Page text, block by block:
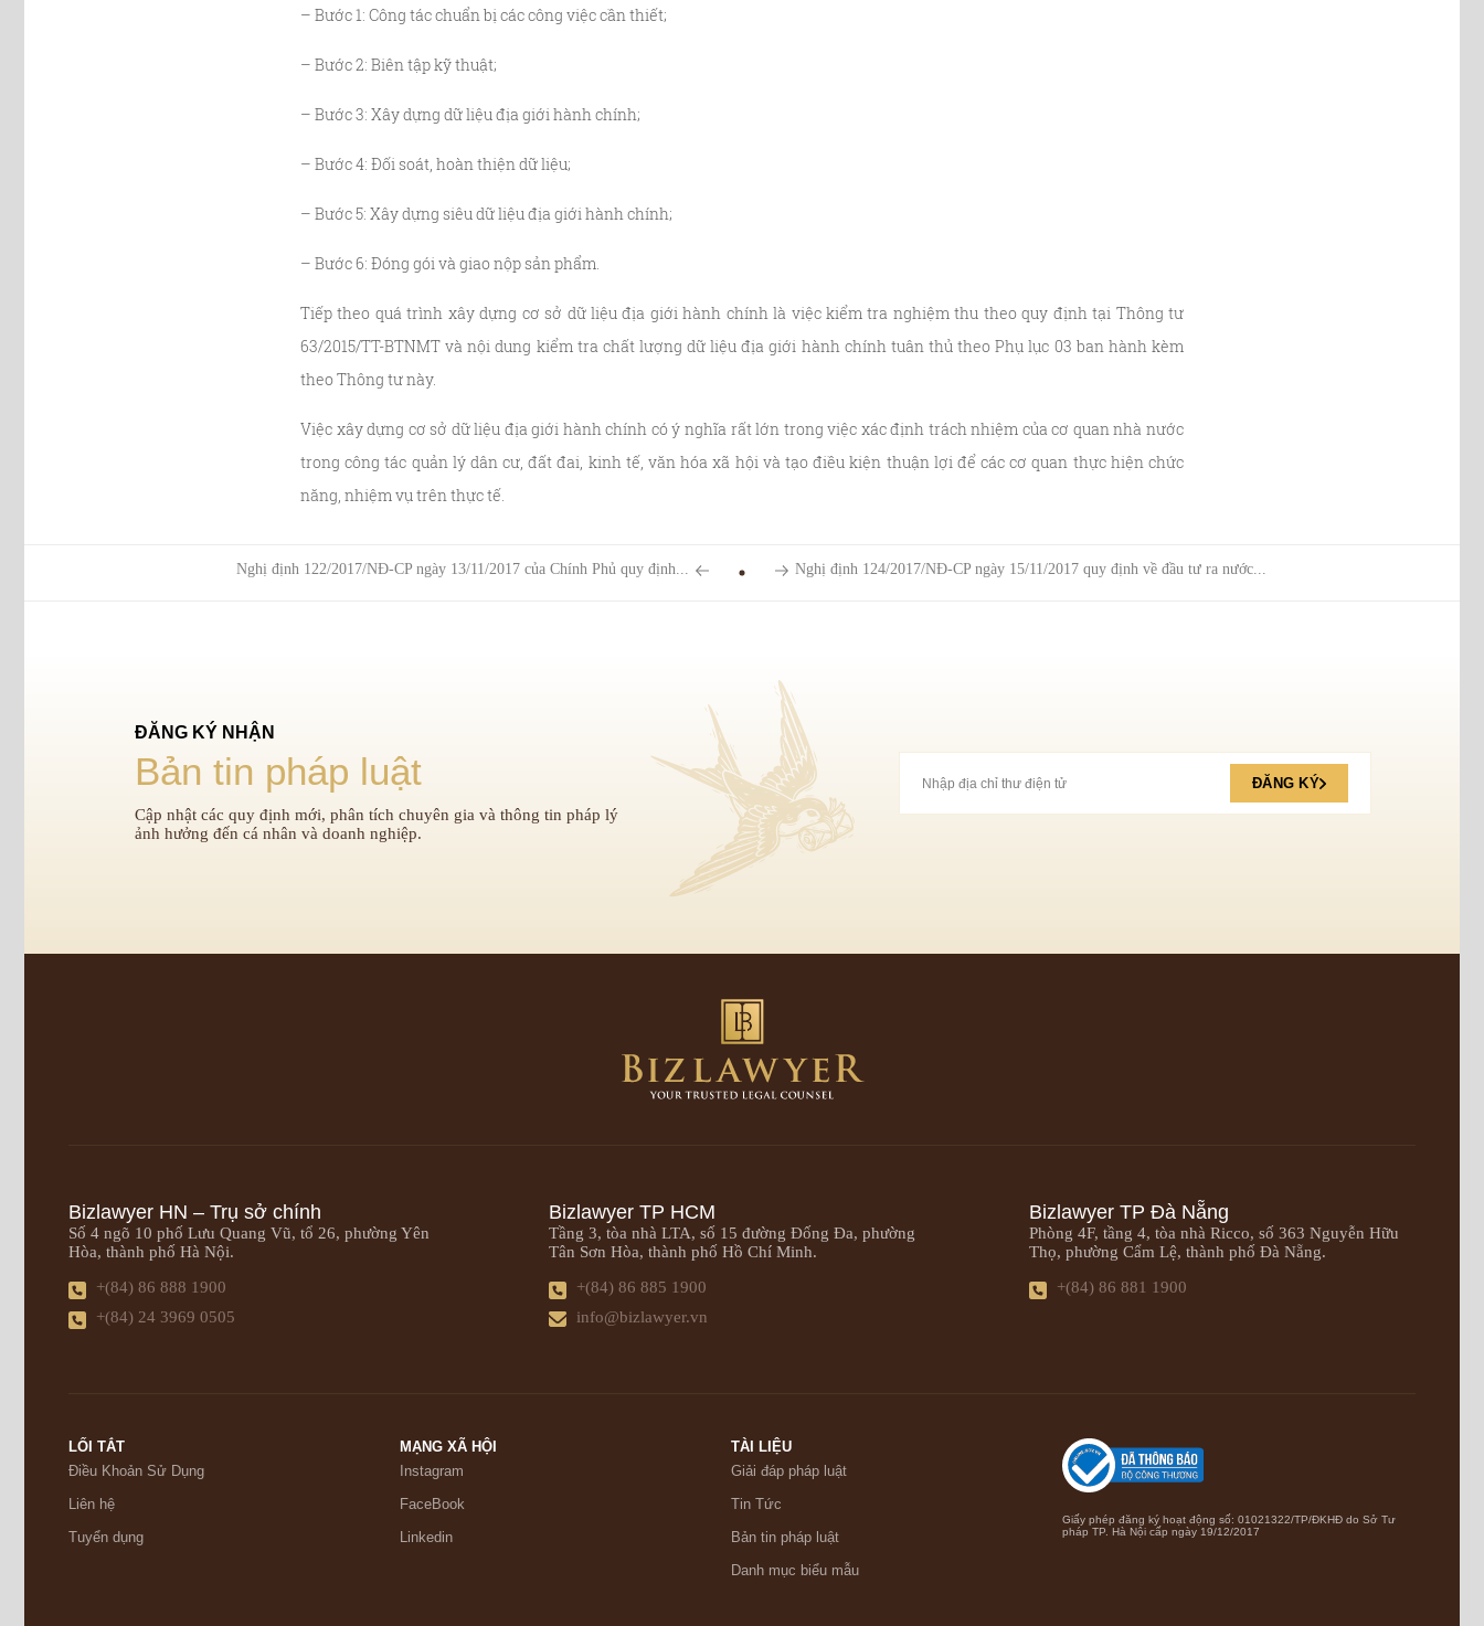
– Bước 1: Công tác chuẩn bị các công việc cần thiết;
– Bước 2: Biên tập kỹ thuật;
– Bước 3: Xây dựng dữ liệu địa giới hành chính;
– Bước 4: Đối soát, hoàn thiện dữ liệu;
– Bước 5: Xây dựng siêu dữ liệu địa giới hành chính;
– Bước 6: Đóng gói và giao nộp sản phẩm.
Tiếp theo quá trình xây dựng cơ sở dữ liệu địa giới hành chính là việc kiểm tra nghiệm thu theo quy định tại Thông tư
63/2015/TT-BTNMT và nội dung kiểm tra chất lượng dữ liệu địa giới hành chính tuân thủ theo Phụ lục 03 ban hành kèm
theo Thông tư này.
Việc xây dựng cơ sở dữ liệu địa giới hành chính có ý nghĩa rất lớn trong việc xác định trách nhiệm của cơ quan nhà nước
trong công tác quản lý dân cư, đất đai, kinh tế, văn hóa xã hội và tạo điều kiện thuận lợi để các cơ quan thực hiện chức
năng, nhiệm vụ trên thực tế.
Nghị định 122/2017/NĐ-CP ngày 13/11/2017 của Chính Phủ quy định... Nghị định 124/2017/NĐ-CP ngày 15/11/2017 quy định về đầu tư ra nước...
ĐĂNG KÝ NHẬN
Bản tin pháp luật
Cập nhật các quy định mới, phân tích chuyên gia và thông tin pháp lý
ảnh hưởng đến cá nhân và doanh nghiệp.
ĐĂNG KÝ
Bizlawyer HN – Trụ sở chính
Số 4 ngõ 10 phố Lưu Quang Vũ, tổ 26, phường Yên
Hòa, thành phố Hà Nội.
+(84) 86 888 1900
+(84) 24 3969 0505
Bizlawyer TP HCM
Tầng 3, tòa nhà LTA, số 15 đường Đống Đa, phường
Tân Sơn Hòa, thành phố Hồ Chí Minh.
+(84) 86 885 1900
info@bizlawyer.vn
Bizlawyer TP Đà Nẵng
Phòng 4F, tầng 4, tòa nhà Ricco, số 363 Nguyễn Hữu
Thọ, phường Cẩm Lệ, thành phố Đà Nẵng.
+(84) 86 881 1900
LỐI TẮT
Điều Khoản Sử Dụng
Liên hệ
Tuyển dụng
MẠNG XÃ HỘI
Instagram
FaceBook
Linkedin
TÀI LIỆU
Giải đáp pháp luật
Tin Tức
Bản tin pháp luật
Danh mục biểu mẫu
Giấy phép đăng ký hoạt động số: 01021322/TP/ĐKHĐ do Sở Tư
pháp TP. Hà Nội cấp ngày 19/12/2017